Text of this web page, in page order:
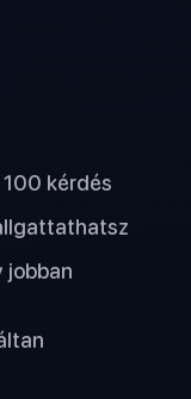
kérdés
jobban